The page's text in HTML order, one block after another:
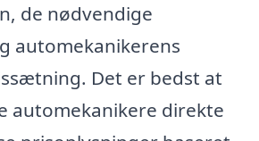
de nødvendige
automekanikerens
Det er bedst at
automekanikere direkte